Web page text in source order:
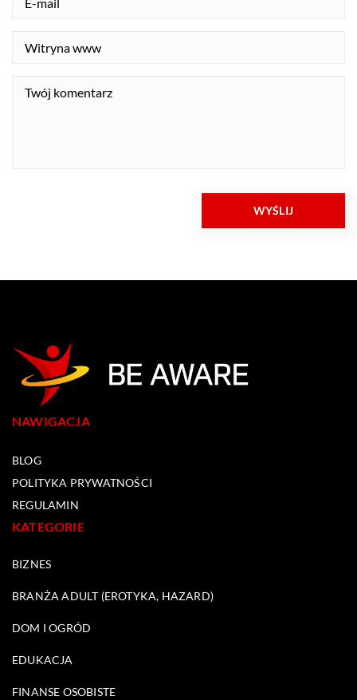
NAWIGACJA
BLOG
POLITYKA PRYWATNOŚCI
REGULAMIN
KATEGORIE
BIZNES
BRANŻA ADULT (EROTYKA, HAZARD)
DOM I OGRÓD
EDUKACJA
FINANSE OSOBISTE